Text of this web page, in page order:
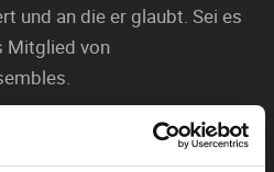
und an die er glaubt. Sei es
Mitglied von
in Bagdad das Licht der Welt.
gesagt zur orientalischen